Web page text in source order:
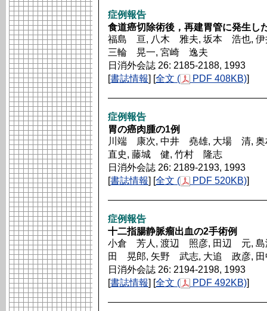
症例報告
食道癌切除術後，再建胃管に発生し
福島 亘, 八木 雅夫, 坂本 浩也,
三輪 晃一, 宮崎 逸夫
日消外会誌 26: 2185-2188, 1993
[書誌情報] [全文 ( PDF 408KB)]
症例報告
胃の癌肉腫の1例
川端 康次, 中井 堯雄, 大場 清,
直史, 藤城 健, 竹村 隆志
日消外会誌 26: 2189-2193, 1993
[書誌情報] [全文 ( PDF 520KB)]
症例報告
十二指腸静脈瘤出血の2手術例
小倉 芳人, 渡辺 照彦, 田辺 元,
田 晃郎, 矢野 武志, 大追 政彦,
日消外会誌 26: 2194-2198, 1993
[書誌情報] [全文 ( PDF 492KB)]